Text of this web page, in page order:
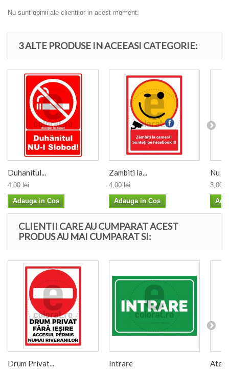
Nu sunt opinii ale clientilor in acest moment.
3 ALTE PRODUSE IN ACEEASI CATEGORIE:
Duhanitul...
4,00 lei
Adauga in Cos
Zambiti la...
4,00 lei
Adauga in Cos
Nu
3,00
CLIENTII CARE AU CUMPARAT ACEST
PRODUS AU MAI CUMPARAT SI:
Drum Privat... Intrare